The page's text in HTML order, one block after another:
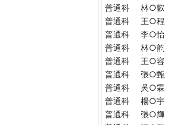
e
r
e
普通科
林○叡
普通科
王○程
普通科
李○怡
普通科
林○韵
普通科
王○容
普通科
張○甄
普通科
吳○霖
普通科
楊○宇
普通科
張○輝